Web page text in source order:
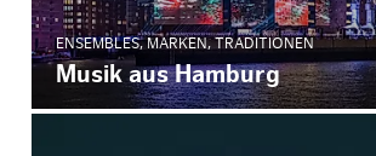
ENSEMBLES, MARKEN, TRADITIONEN
Musik aus Hamburg